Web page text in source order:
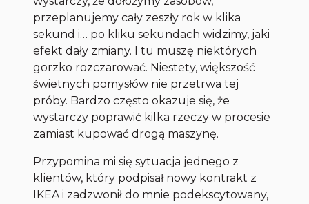
przeplanujemy cały zeszły rok w klika
sekund i… po kliku sekundach widzimy, jaki
efekt dały zmiany. I tu muszę niektórych
gorzko rozczarować. Niestety, większość
świetnych pomysłów nie przetrwa tej
próby. Bardzo często okazuje się, że
wystarczy poprawić kilka rzeczy w procesie
zamiast kupować drogą maszynę.
Przypomina mi się sytuacja jednego z
klientów, który podpisał nowy kontrakt z
IKEA i zadzwonił do mnie podekscytowany,